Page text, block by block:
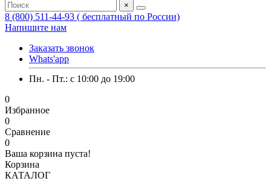
×
8 (800) 511-44-93 ( бесплатный по России)
Напишите нам
Заказать звонок
Whats'app
Пн. - Пт.: c 10:00 до 19:00
0
Избранное
0
Сравнение
0
Ваша корзина пуста!
Корзина
КАТАЛОГ